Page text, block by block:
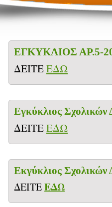
ΕΓΚΥΚΛΙΟΣ ΑΡ.5-
ΔΕΙΤΕΕΔΩ
Eγκύκλιος
ΔΕΙΤΕΕΔΩ
Eκγύκλιος
ΔΕΙΤΕΕΔΩ